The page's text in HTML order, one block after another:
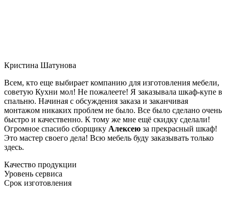
Кристина Шатунова
Всем, кто еще выбирает компанию для изготовления мебели,
советую Кухни мол! Не пожалеете! Я заказывала шкаф-купе в
спальню. Начиная с обсуждения заказа и заканчивая
монтажом никаких проблем не было. Все было сделано очень
быстро и качественно. К тому же мне ещё скидку сделали!
Огромное спасибо сборщику Алексею за прекрасный шкаф!
Это мастер своего дела! Всю мебель буду заказывать только
здесь.
Качество продукции
Уровень сервиса
Срок изготовления